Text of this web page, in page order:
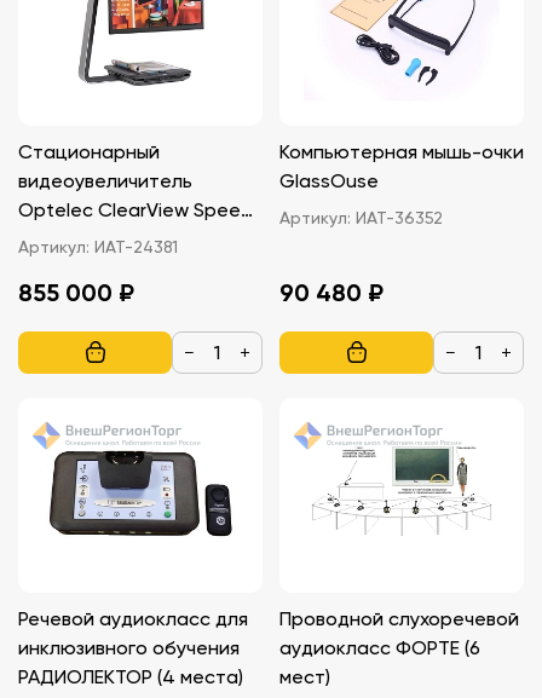
Стационарный
видеоувеличитель
Optelec ClearView Speech
(HD), монитор 24″
Артикул: ИАТ-24381
855 000 ₽
− +
Компьютерная мышь-очки
GlassOuse
Артикул: ИАТ-36352
90 480 ₽
− +
Речевой аудиокласс для
инклюзивного обучения
РАДИОЛЕКТОР (4 места)
Проводной слухоречевой
аудиокласс ФОРТЕ (6
мест)